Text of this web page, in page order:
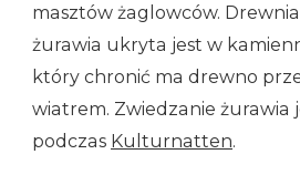
masztów żaglowców.
żurawia ukryta jest w
który chronić ma drewno
wiatrem. Zwiedzanie żurawia
podczas Kulturnatten.